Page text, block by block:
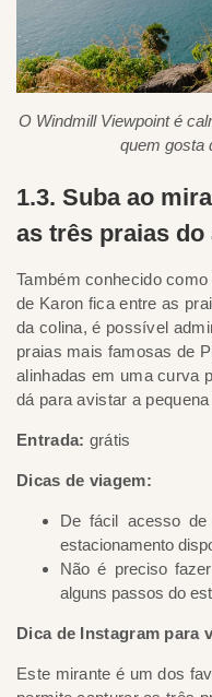
O Windmill Viewpoint é
quem gosta
1.3. Suba ao
as três praias do
Também conhecido
de Karon fica entre as
da colina, é possível
praias mais famosas de
alinhadas em uma curva
dá para avistar a
Entrada: grátis
Dicas de viagem:
De fácil acesso
estacionamento
Não é preciso
alguns passos do
Dica de Instagram para
Este mirante é um dos